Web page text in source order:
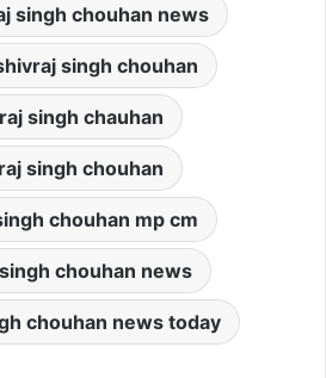
singh chouhan news
singh chouhan
singh chauhan
singh chouhan
chouhan mp cm
chouhan news
chouhan news today